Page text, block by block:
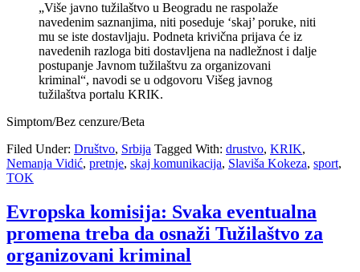
„Više javno tužilaštvo u Beogradu ne raspolaže
navedenim saznanjima, niti poseduje ‘skaj’ poruke, niti
mu se iste dostavljaju. Podneta krivična prijava će iz
navedenih razloga biti dostavljena na nadležnost i dalje
postupanje Javnom tužilaštvu za organizovani
kriminal“, navodi se u odgovoru Višeg javnog
tužilaštva portalu KRIK.
Simptom/Bez cenzure/Beta
Filed Under: Društvo, Srbija Tagged With: drustvo, KRIK,
Nemanja Vidić, pretnje, skaj komunikacija, Slaviša Kokeza, sport,
TOK
Evropska komisija: Svaka eventualna
promena treba da osnaži Tužilaštvo za
organizovani kriminal